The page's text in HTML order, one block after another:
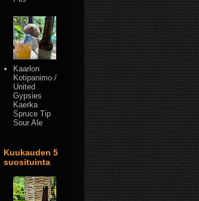
Kaarlon
Kotipanimo /
United
Gypsies
Kaerka
Spruce Tip
Sour Ale
Kuukauden 5
suosituinta